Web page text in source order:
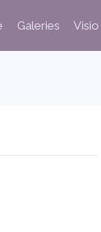
Galeries Visio